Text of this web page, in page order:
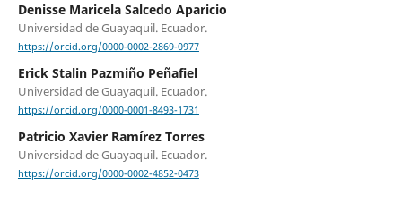
Denisse Maricela Salcedo Aparicio
Universidad de Guayaquil. Ecuador.
https://orcid.org/0000-0002-2869-0977
Erick Stalin Pazmiño Peñafiel
Universidad de Guayaquil. Ecuador.
https://orcid.org/0000-0001-8493-1731
Patricio Xavier Ramírez Torres
Universidad de Guayaquil. Ecuador.
https://orcid.org/0000-0002-4852-0473